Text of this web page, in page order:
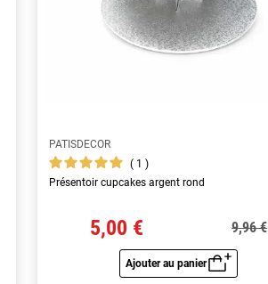
PATISDECOR
1
Présentoir cupcakes argent rond
5,00 € 9,96 €
Ajouter au panier
Aperçu rapide